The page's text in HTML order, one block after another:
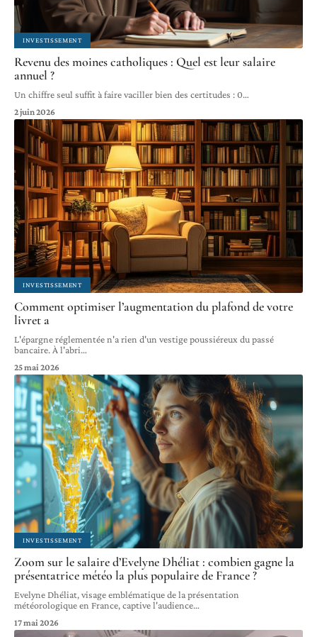
INVESTISSEMENT
Revenu des moines catholiques : Quel est leur salaire
annuel ?
Un chiffre seul suffit à faire vaciller bien des certitudes : 0…
2 juin 2026
INVESTISSEMENT
Comment optimiser l’augmentation du plafond de votre
livret a
L'épargne réglementée n'a rien d'un vestige poussiéreux du passé
bancaire. À l'abri…
25 mai 2026
INVESTISSEMENT
Zoom sur le salaire d’Evelyne Dhéliat : combien gagne la
présentatrice météo la plus populaire de France ?
Evelyne Dhéliat, visage emblématique de la présentation
météorologique en France, captive l'audience…
17 mai 2026